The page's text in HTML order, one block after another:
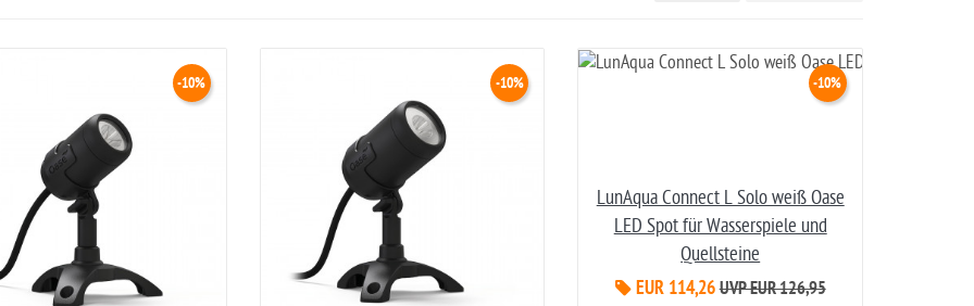
-10% -10%
LunAqua Connect L Solo weiß Oase
LED Spot für Wasserspiele und
Quellsteine
EUR 114,26
-10%
UVP EUR 126,95